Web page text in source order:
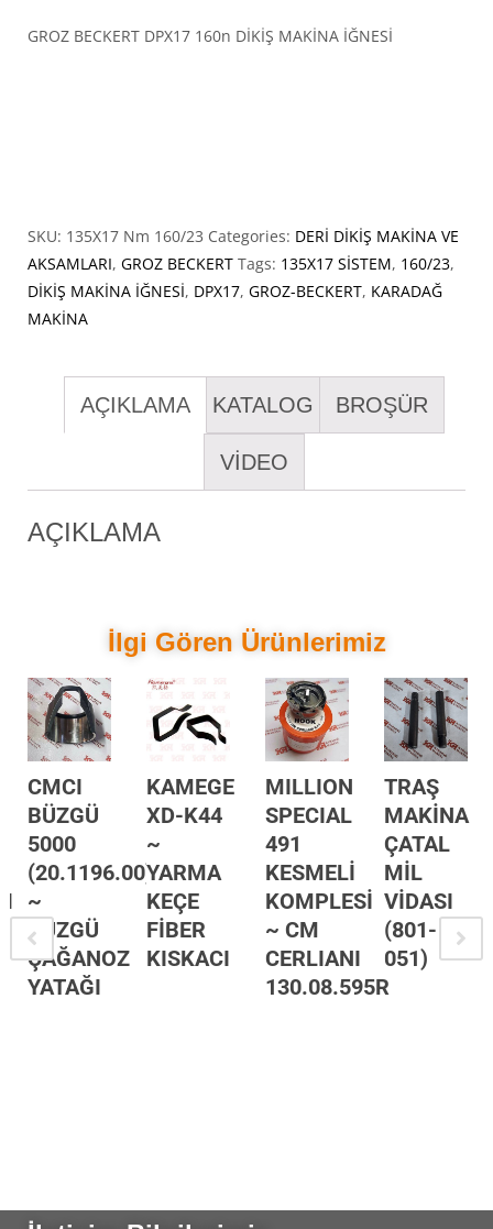
GROZ BECKERT DPX17 160n DİKİŞ MAKİNA İĞNESİ
SKU: 135X17 Nm 160/23 Categories: DERİ DİKİŞ MAKİNA VE
AKSAMLARI, GROZ BECKERT Tags: 135X17 SİSTEM, 160/23,
DİKİŞ MAKİNA İĞNESİ, DPX17, GROZ-BECKERT, KARADAĞ
MAKİNA
AÇIKLAMA KATALOG BROŞÜR
VİDEO
AÇIKLAMA
İlgi Gören Ürünlerimiz
CMCI
BÜZGÜ
5000
(20.1196.00)
~
BÜZGÜ
ÇAĞANOZ
YATAĞI
KAMEGE
XD-K44
~
YARMA
KEÇE
FİBER
KISKACI
MILLION
SPECIAL
491
KESMELİ
KOMPLESİ
~ CM
CERLIANI
130.08.595R
TRAŞ
MAKİNA
ÇATAL
MİL
VİDASI
(801-
051)